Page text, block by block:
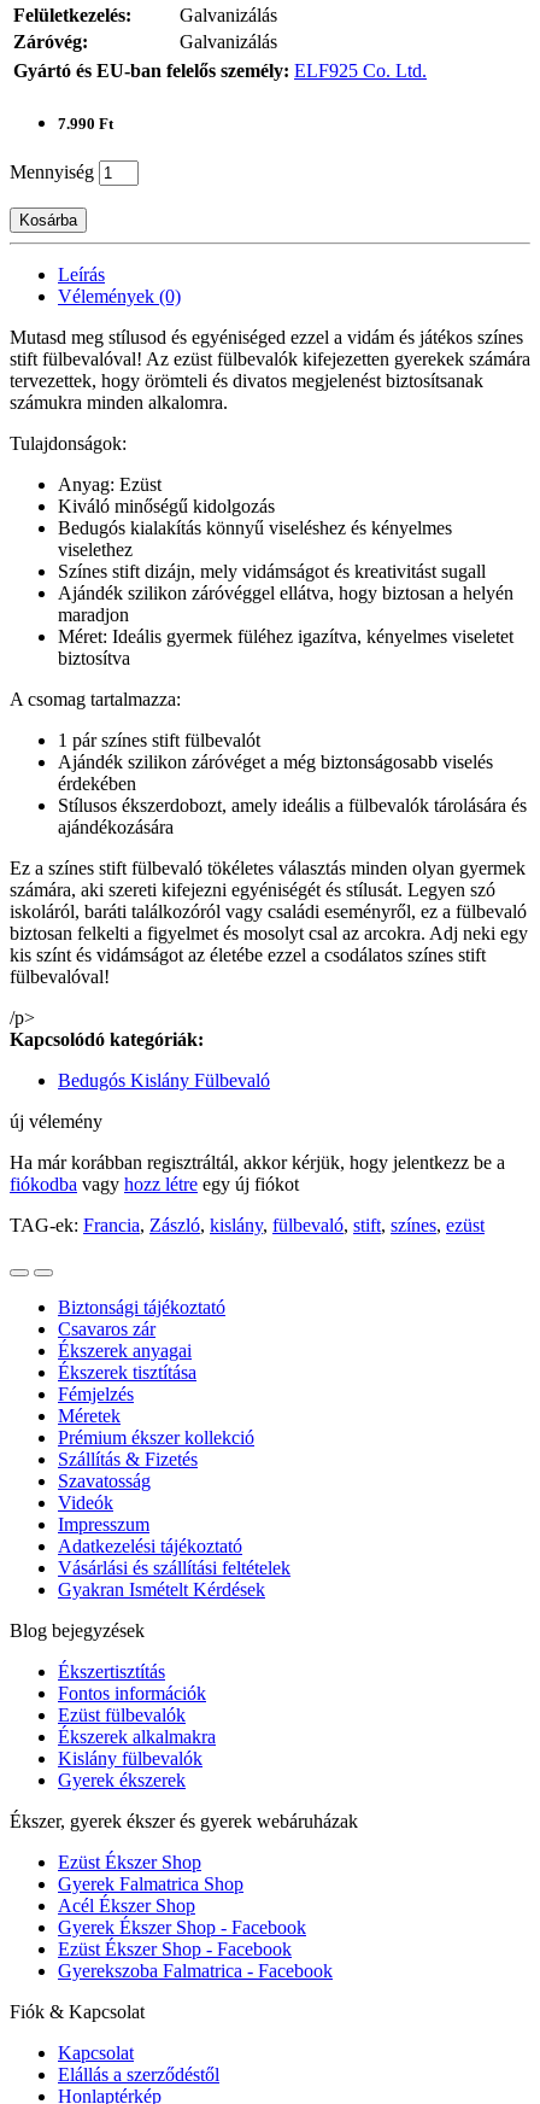
Felületkezelés:
Galvanizálás
Záróvég:
Galvanizálás
Gyártó és EU-ban felelős személy: ELF925 Co. Ltd.
7.990 Ft
Mennyiség
Kosárba
Leírás
Vélemények (0)
Mutasd meg stílusod és egyéniséged ezzel a vidám és játékos színes
stift fülbevalóval! Az ezüst fülbevalók kifejezetten gyerekek számára
tervezettek, hogy örömteli és divatos megjelenést biztosítsanak
számukra minden alkalomra.
Tulajdonságok:
Anyag: Ezüst
Kiváló minőségű kidolgozás
Bedugós kialakítás könnyű viseléshez és kényelmes
viselethez
Színes stift dizájn, mely vidámságot és kreativitást sugall
Ajándék szilikon záróvéggel ellátva, hogy biztosan a helyén
maradjon
Méret: Ideális gyermek füléhez igazítva, kényelmes viseletet
biztosítva
A csomag tartalmazza:
1 pár színes stift fülbevalót
Ajándék szilikon záróvéget a még biztonságosabb viselés
érdekében
Stílusos ékszerdobozt, amely ideális a fülbevalók tárolására és
ajándékozására
Ez a színes stift fülbevaló tökéletes választás minden olyan gyermek
számára, aki szereti kifejezni egyéniségét és stílusát. Legyen szó
iskoláról, baráti találkozóról vagy családi eseményről, ez a fülbevaló
biztosan felkelti a figyelmet és mosolyt csal az arcokra. Adj neki egy
kis színt és vidámságot az életébe ezzel a csodálatos színes stift
fülbevalóval!
/p>
Kapcsolódó kategóriák:
Bedugós Kislány Fülbevaló
új vélemény
Ha már korábban regisztráltál, akkor kérjük, hogy jelentkezz be a
fiókodba vagy hozz létre egy új fiókot
TAG-ek: Francia, Zászló, kislány, fülbevaló, stift, színes, ezüst
Biztonsági tájékoztató
Csavaros zár
Ékszerek anyagai
Ékszerek tisztítása
Fémjelzés
Méretek
Prémium ékszer kollekció
Szállítás & Fizetés
Szavatosság
Videók
Impresszum
Adatkezelési tájékoztató
Vásárlási és szállítási feltételek
Gyakran Ismételt Kérdések
Blog bejegyzések
Ékszertisztítás
Fontos információk
Ezüst fülbevalók
Ékszerek alkalmakra
Kislány fülbevalók
Gyerek ékszerek
Ékszer, gyerek ékszer és gyerek webáruházak
Ezüst Ékszer Shop
Gyerek Falmatrica Shop
Acél Ékszer Shop
Gyerek Ékszer Shop - Facebook
Ezüst Ékszer Shop - Facebook
Gyerekszoba Falmatrica - Facebook
Fiók & Kapcsolat
Kapcsolat
Elállás a szerződéstől
Honlaptérkép